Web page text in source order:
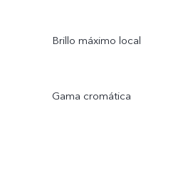
Brillo máximo local
Gama cromática